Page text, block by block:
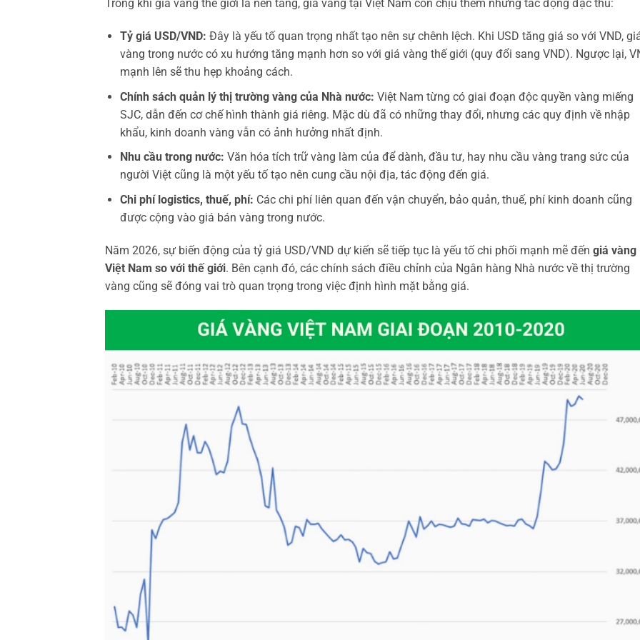
Trong khi giá vàng thế giới là nền tảng, giá vàng tại Việt Nam còn chịu thêm những tác động đặc thù:
Tỷ giá USD/VND: Đây là yếu tố quan trọng nhất tạo nên sự chênh lệch. Khi USD tăng giá so với VND,
vàng trong nước có xu hướng tăng mạnh hơn so với giá vàng thế giới (quy đổi sang VND). Ngược lại,
mạnh lên sẽ thu hẹp khoảng cách.
Chính sách quản lý thị trường vàng của Nhà nước: Việt Nam từng có giai đoạn độc quyền vàng miếng
SJC, dẫn đến cơ chế hình thành giá riêng. Mặc dù đã có những thay đổi, nhưng các quy định về nhập
khẩu, kinh doanh vàng vẫn có ảnh hưởng nhất định.
Nhu cầu trong nước: Văn hóa tích trữ vàng làm của để dành, đầu tư, hay nhu cầu vàng trang sức của
người Việt cũng là một yếu tố tạo nên cung cầu nội địa, tác động đến giá.
Chi phí logistics, thuế, phí: Các chi phí liên quan đến vận chuyển, bảo quản, thuế, phí kinh doanh cũng
được cộng vào giá bán vàng trong nước.
Năm 2026, sự biến động của tỷ giá USD/VND dự kiến sẽ tiếp tục là yếu tố chi phối mạnh mẽ đến giá vàng
Việt Nam so với thế giới. Bên cạnh đó, các chính sách điều chỉnh của Ngân hàng Nhà nước về thị trường
vàng cũng sẽ đóng vai trò quan trọng trong việc định hình mặt bằng giá.